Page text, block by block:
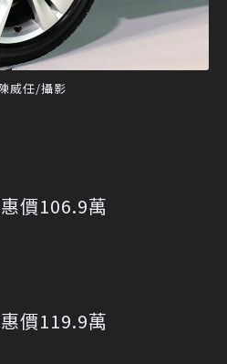
威任/攝影
價106.9萬
價119.9萬